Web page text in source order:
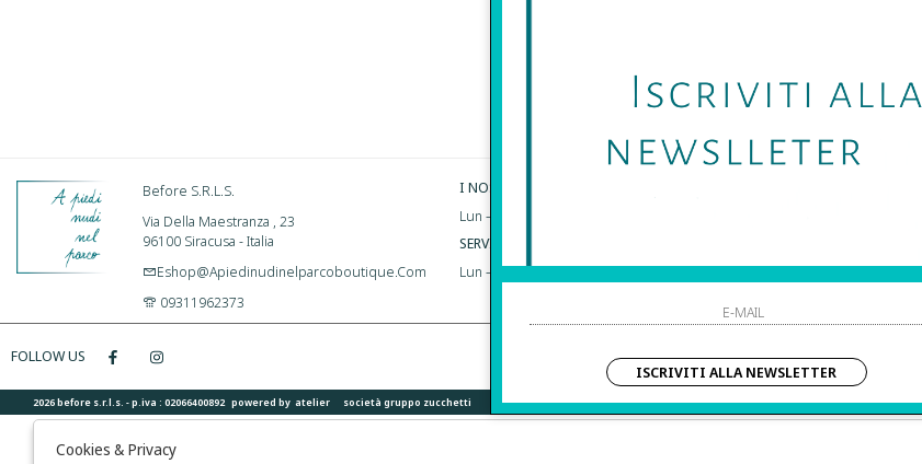
HO LETTO ED ACCETTATO LE CONDIZIONI SULLA PRIVACY.
Before S.r.l.s.
Via Della Maestranza , 23
96100 Siracusa - Italia
Eshop@apiedinudinelparcoboutique.com
09311962373
I NOSTRI ORARI:
Lun – Sab | 10:00 – 20:00
SERVIZIO CLIENTI:
Lun – Dom | 10:00 – 20:00
Pagamenti
FOLLOW US
2026 before s.r.l.s. - p.iva : 02066400892 powered by atelier società gruppo zucchetti
ISCRIVITI ALLA NEWSLETTER
Cookies & Privacy